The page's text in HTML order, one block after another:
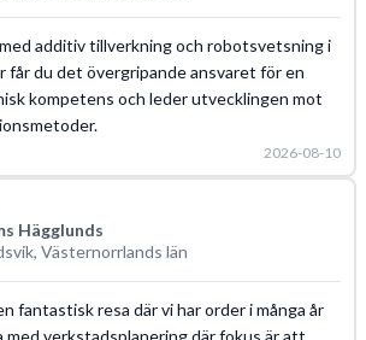
additiv tillverkning och robotsvetsning i
får du det övergripande ansvaret för en
kompetens och leder utvecklingen mot
2026-08-10
Hägglunds
Västernorrlands län
fantastisk resa där vi har order i många år
med verkstadsplanering där fokus är att